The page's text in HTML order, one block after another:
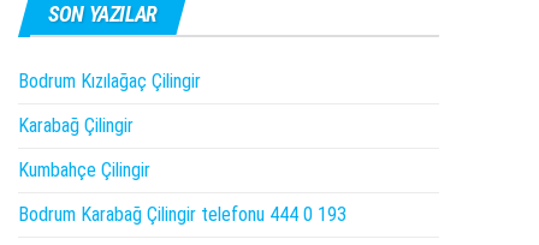
SON YAZILAR
Bodrum Kızılağaç Çilingir
Karabağ Çilingir
Kumbahçe Çilingir
Bodrum Karabağ Çilingir telefonu 444 0 193